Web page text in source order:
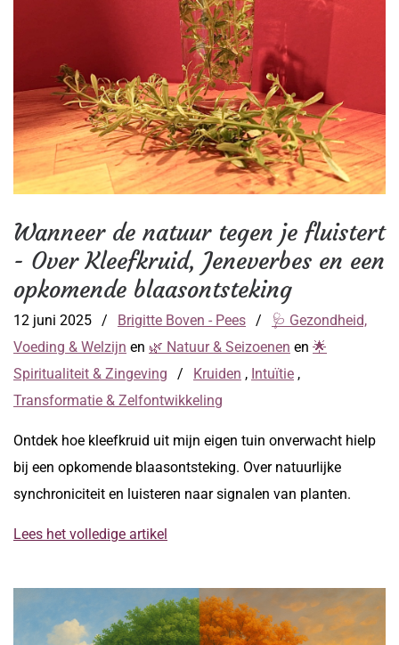
Wanneer de natuur tegen je fluistert
- Over Kleefkruid, Jeneverbes en een
opkomende blaasontsteking
12 juni 2025 / Brigitte Boven - Pees /
🩺 Gezondheid,
Voeding & Welzijn en 🌿 Natuur & Seizoenen en 🌟
Spiritualiteit & Zingeving
/ Kruiden , Intuïtie ,
Transformatie & Zelfontwikkeling
Ontdek hoe kleefkruid uit mijn eigen tuin onverwacht hielp
bij een opkomende blaasontsteking. Over natuurlijke
synchroniciteit en luisteren naar signalen van planten.
Lees het volledige artikel